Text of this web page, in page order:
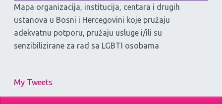
Mapa organizacija, institucija, centara i drugih
ustanova u Bosni i Hercegovini koje pružaju
adekvatnu potporu, pružaju usluge i/ili su
senzibilizirane za rad sa LGBTI osobama
My Tweets